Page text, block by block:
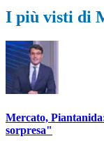
I più visti di
Mercato,
sorpresa"